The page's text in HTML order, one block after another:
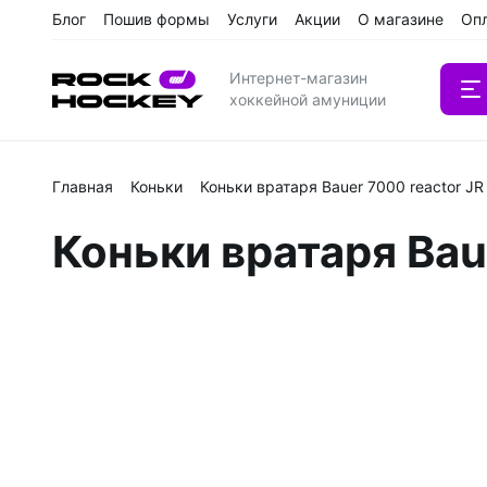
Блог Пошив формы Услуги Акции О магазине
Интернет-магазин
хоккейной амуниции
Клюшки
Главная Коньки Коньки вратаря Bauer 7000 reactor
Коньки вратаря